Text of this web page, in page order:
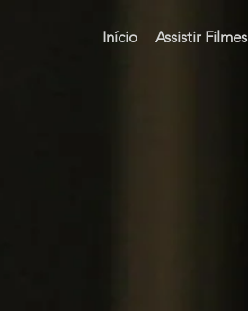
Início Assistir Filmes